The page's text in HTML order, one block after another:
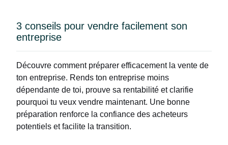
3 conseils pour vendre facilement son
entreprise
Découvre comment préparer efficacement la vente de
ton entreprise. Rends ton entreprise moins
dépendante de toi, prouve sa rentabilité et clarifie
pourquoi tu veux vendre maintenant. Une bonne
préparation renforce la confiance des acheteurs
potentiels et facilite la transition.